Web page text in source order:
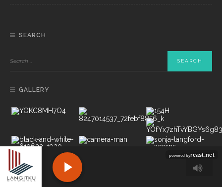
SEARCH
GALLERY
Copyright ©2022 PT LANGITKU MEDIA NETWORKS